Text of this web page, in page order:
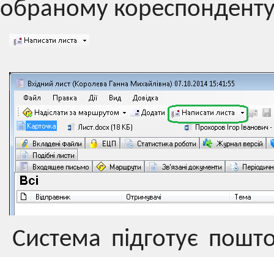
обраному
Система підготує